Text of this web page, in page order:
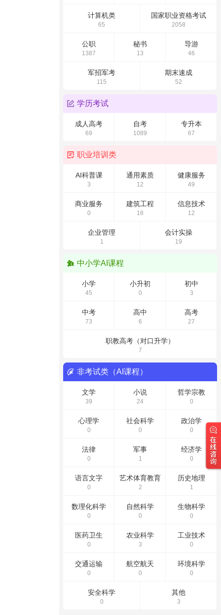
计算机类
65
国家职业资格考试
2058
公职
1387
秘书
13
导游
46
军招军考
115
期末速成
52
学历考试
成人高考
69
自考
1089
专升本
67
职业培训类
AI科普课
3
通用素质
12
健康服务
49
商业服务
0
建筑工程
18
信息技术
12
企业管理
1
会计实操
19
中小学AI课程
小学
45
小升初
0
初中
3
中考
73
高中
6
高考
27
职教高考（对口升学）
7
非考试类（AI课程）
文学
39
小说
24
哲学宗教
0
心理学
0
社会科学
0
政治学
0
法律
0
军事
1
经济学
0
语言文字
0
艺术体育教育
2
历史地理
1
数理化科学
0
自然科学
0
生物科学
0
医药卫生
0
农业科学
3
工业技术
0
交通运输
0
航空航天
0
环境科学
0
安全科学
0
其他
3